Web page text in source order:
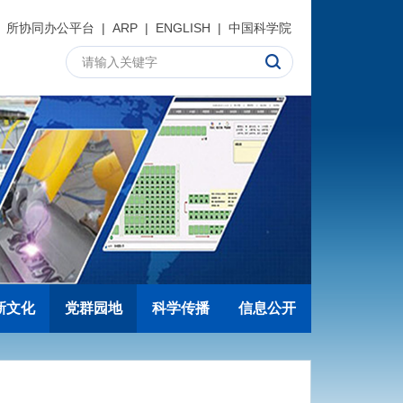
所协同办公平台 | ARP | ENGLISH | 中国科学院
文化 党群园地 科学传播 信息公开